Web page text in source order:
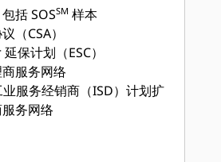
括 SOSSM 样本
（CSA）
保计划（ESC）
服务网络
服务经销商（ISD）计划扩
务网络